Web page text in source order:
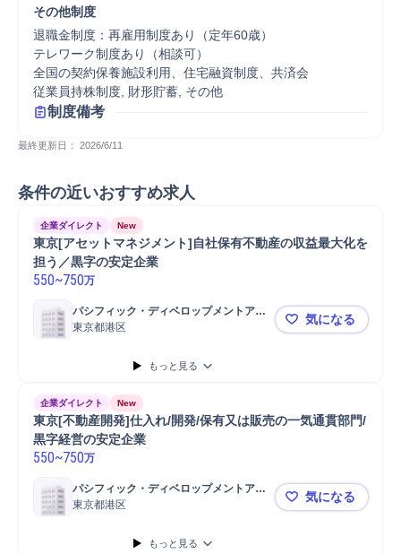
その他制度
退職金制度：再雇用制度あり（定年60歳）
テレワーク制度あり（相談可）
全国の契約保養施設利用、住宅融資制度、共済会
従業員持株制度, 財形貯蓄, その他
制度備考
最終更新日： 2026/6/11
条件の近いおすすめ求人
企業ダイレクト New
東京[アセットマネジメント]自社保有不動産の収益最大化を
担う／黒字の安定企業
550~750万
パシフィック・ディベロップメントアン
ドマネージメント株式会社
東京都港区 東京[アセッ
気になる
もっと見る
企業ダイレクト New
東京[不動産開発]仕入れ/開発/保有又は販売の一気通貫部門/
黒字経営の安定企業
550~750万
パシフィック・ディベロップメントアン
ドマネージメント株式会社
東京都港区 東京[不動産
気になる
もっと見る